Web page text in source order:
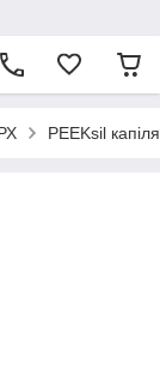
PEEKsil